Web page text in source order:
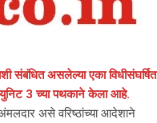
संबंधित असलेल्या एका विधीसंघर्षित
युनिट 3 च्या पथकाने केला आहे.
असे वरिष्ठांच्या आदेशाने